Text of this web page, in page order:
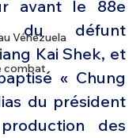
Vénézuela
combat
avant le 88e
du défunt
Kai Shek, et
« Chung
du président
des